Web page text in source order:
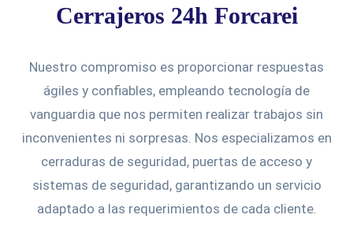
Cerrajeros 24h Forcarei
Nuestro compromiso es proporcionar respuestas
ágiles y confiables, empleando tecnología de
vanguardia que nos permiten realizar trabajos sin
inconvenientes ni sorpresas. Nos especializamos en
cerraduras de seguridad, puertas de acceso y
sistemas de seguridad, garantizando un servicio
adaptado a las requerimientos de cada cliente.